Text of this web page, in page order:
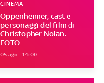
Oppenheimer, cast e
personaggi del film di
Christopher Nolan.
FOTO
CINEMA
05 ago - 14:00